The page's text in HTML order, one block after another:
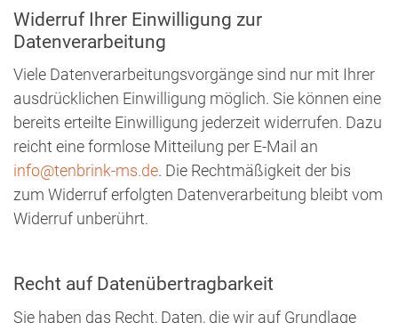
Widerruf Ihrer Einwilligung zur
Datenverarbeitung
Viele Datenverarbeitungsvorgänge sind nur mit Ihrer
ausdrücklichen Einwilligung möglich. Sie können eine
bereits erteilte Einwilligung jederzeit widerrufen. Dazu
reicht eine formlose Mitteilung per E-Mail an
info@tenbrink-ms.de. Die Rechtmäßigkeit der bis
zum Widerruf erfolgten Datenverarbeitung bleibt vom
Widerruf unberührt.
Recht auf Datenübertragbarkeit
Sie haben das Recht, Daten, die wir auf Grundlage